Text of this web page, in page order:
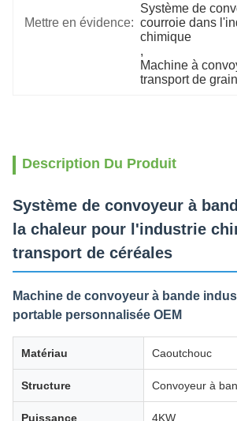
Mettre en évidence:
Système de
courroie dans
chimique
,
Machine à
transport de
Description Du Produit
Système de convoyeur à
la chaleur pour l'industrie
transport de céréales
Machine de convoyeur à bande
portable personnalisée OEM
Matériau Caoutchouc
Structure Convoyeur à
Puissance 4KW